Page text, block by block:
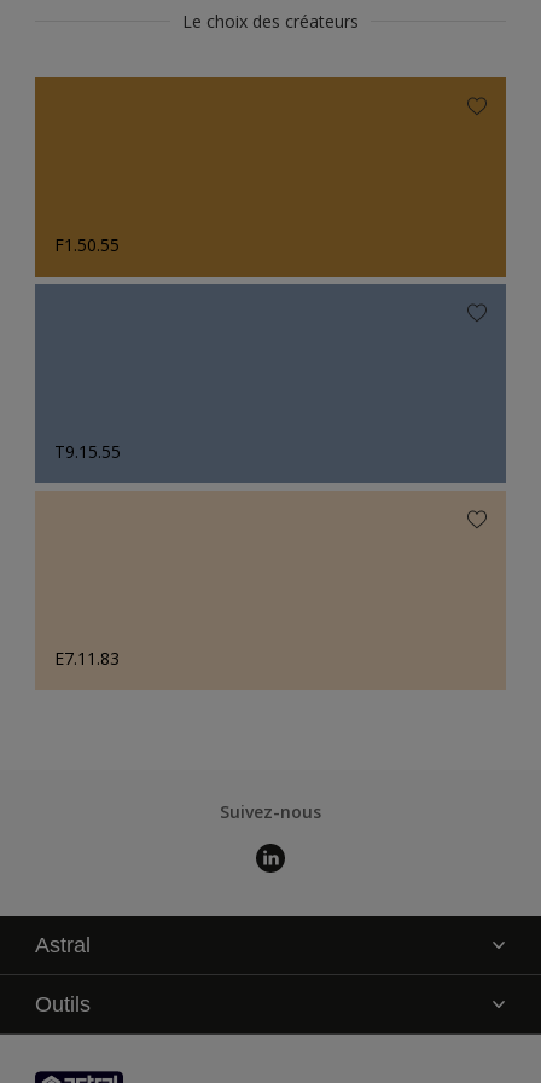
Le choix des créateurs
F1.50.55
T9.15.55
E7.11.83
Suivez-nous
Astral
La marque
Service technique
Contact
Outils